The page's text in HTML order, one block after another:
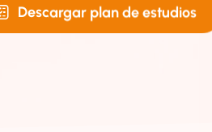
Descargar plan de estudios